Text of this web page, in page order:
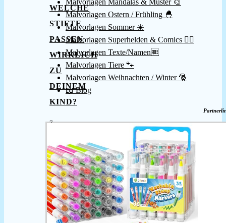
WELCHE
STIFTE
PASSEN
WIRKLICH
ZU
DEINEM
KIND?
7.
2025
/
By
Nicole
Malvorlagen Mandalas & Muster 🎨
Malvorlagen Ostern / Frühling 🐣
Malvorlagen Sommer ☀️
Malvorlagen Superhelden & Comics 🦸‍♂️
Malvorlagen Texte/Namen🆓
Malvorlagen Tiere 🐾
Malvorlagen Weihnachten / Winter 🎅
📖 Blog